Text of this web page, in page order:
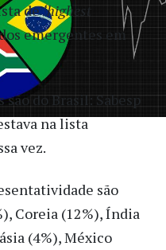
de‘highest
emergentes em
são do Brasil: Sabesp
na lista
vez.
são
Coreia (12%), Índia
(4%), México